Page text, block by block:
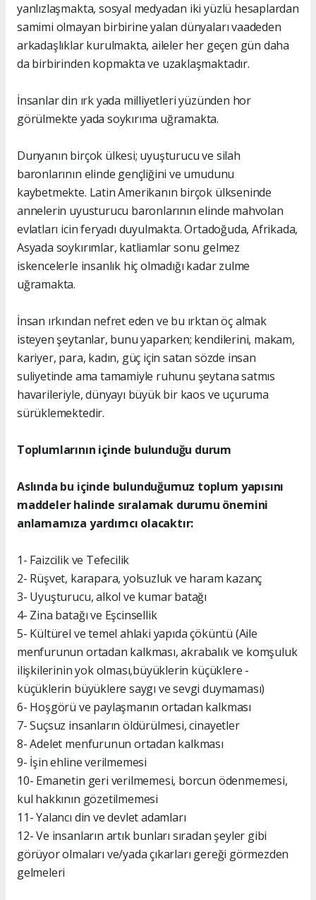
yanlızlaşmakta, sosyal medyadan iki yüzlü hesaplardan
samimi olmayan birbirine yalan dünyaları vaadeden
arkadaşlıklar kurulmakta, aileler her geçen gün daha
da birbirinden kopmakta ve uzaklaşmaktadır.
İnsanlar din ırk yada milliyetleri yüzünden hor
görülmekte yada soykırıma uğramakta.
Dunyanın birçok ülkesi; uyuşturucu ve silah
baronlarının elinde gençliğini ve umudunu
kaybetmekte. Latin Amerikanın birçok ülkseninde
annelerin uyusturucu baronlarının elinde mahvolan
evlatları icin feryadı duyulmakta. Ortadoğuda, Afrikada,
Asyada soykırımlar, katliamlar sonu gelmez
iskencelerle insanlık hiç olmadığı kadar zulme
uğramakta.
İnsan ırkından nefret eden ve bu ırktan öç almak
isteyen şeytanlar, bunu yaparken; kendilerini, makam,
kariyer, para, kadın, güç için satan sözde insan
suliyetinde ama tamamiyle ruhunu şeytana satmıs
havarileriyle, dünyayı büyük bir kaos ve uçuruma
sürüklemektedir.
Toplumlarının içinde bulunduğu durum
Aslında bu içinde bulunduğumuz toplum yapısını
maddeler halinde sıralamak durumu önemini
anlamamıza yardımcı olacaktır:
1- Faizcilik ve Tefecilik
2- Rüşvet, karapara, yolsuzluk ve haram kazanç
3- Uyuşturucu, alkol ve kumar batağı
4- Zina batağı ve Eşcinsellik
5- Kültürel ve temel ahlaki yapıda çöküntü (Aile
menfurunun ortadan kalkması, akrabalık ve komşuluk
ilişkilerinin yok olması,büyüklerin küçüklere -
küçüklerin büyüklere saygı ve sevgi duymaması)
6- Hoşgörü ve paylaşmanın ortadan kalkması
7- Suçsuz insanların öldürülmesi, cinayetler
8- Adelet menfurunun ortadan kalkması
9- İşin ehline verilmemesi
10- Emanetin geri verilmemesi, borcun ödenmemesi,
kul hakkının gözetilmemesi
11- Yalancı din ve devlet adamları
12- Ve insanların artık bunları sıradan şeyler gibi
görüyor olmaları ve/yada çıkarları gereği görmezden
gelmeleri